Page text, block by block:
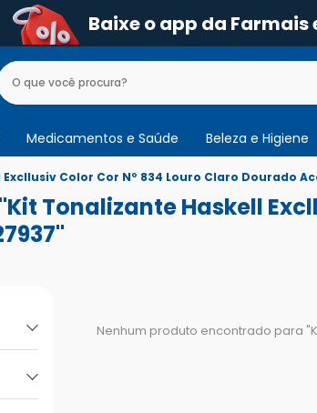
Baixe o app da
Medicamentos e Saúde Beleza e Higiene
Color Cor Nº 834 Louro Claro Dourado
Tonalizante Haskell
Nenhum produto encontrado para "